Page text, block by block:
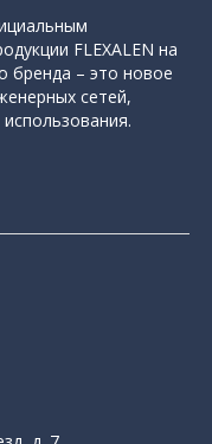
FLEXALEN на
бренда – это новое
сетей,